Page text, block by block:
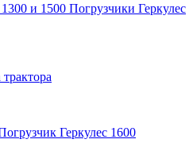
Погрузчики Геркулес
Геркулес 1600